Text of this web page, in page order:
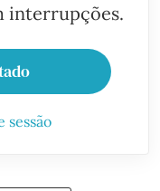
interrupções.
sessão